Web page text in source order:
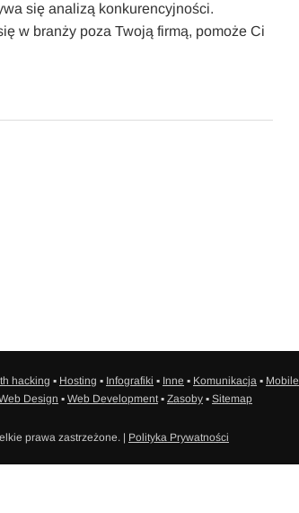
się analizą konkurencyjności.
w branży poza Twoją firmą, pomoże Ci
hacking ▪ Hosting ▪ Infografiki ▪ Inne ▪ Komunikacja ▪ Mobile
Design ▪ Web Development▪ Zasoby ▪ Sitemap
prawa zastrzeżone. | Polityka Prywatności